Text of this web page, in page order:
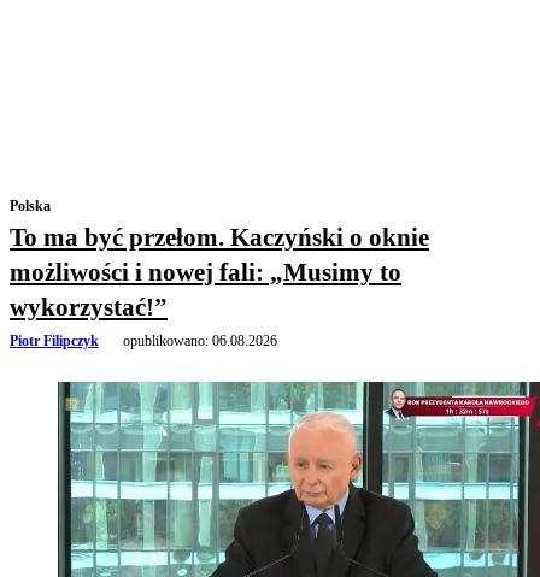
Polska
To ma być przełom. Kaczyński o oknie
możliwości i nowej fali: „Musimy to
wykorzystać!”
Piotr Filipczyk opublikowano: 06.08.2026